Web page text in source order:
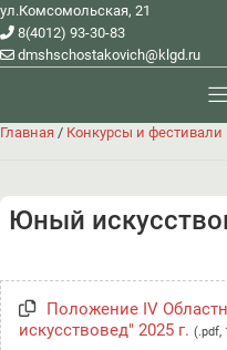
ул.Комсомольская, 21
8(4012) 93-30-83
dmshschostakovich@klgd.ru
Главная / Конкурсы и фестивали
Юный
Положение IV
искусствовед" 2025 г. (.pdf,